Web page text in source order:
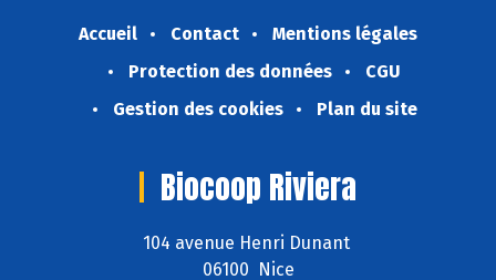
Accueil Contact
Mentions légales
Protection des données
CGU
Gestion des cookies
Plan du site
Biocoop Riviera
104 avenue Henri Dunant
06100 Nice